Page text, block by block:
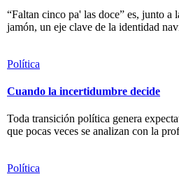
“Faltan cinco pa' las doce” es, junto a
jamón, un eje clave de la identidad
Política
Cuando la incertidumbre decide
Toda transición política genera
que pocas veces se analizan con la
Política